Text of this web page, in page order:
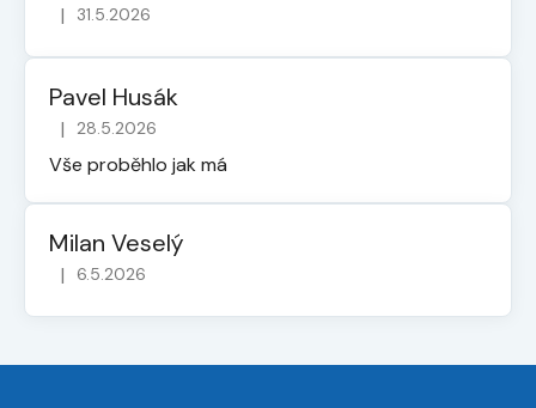
Hodnocení obchodu je 5 z 5 hvězdiček.
| 31.5.2026
Pavel Husák
Hodnocení obchodu je 5 z 5 hvězdiček.
| 28.5.2026
Vše proběhlo jak má
Milan Veselý
Hodnocení obchodu je 5 z 5 hvězdiček.
| 6.5.2026